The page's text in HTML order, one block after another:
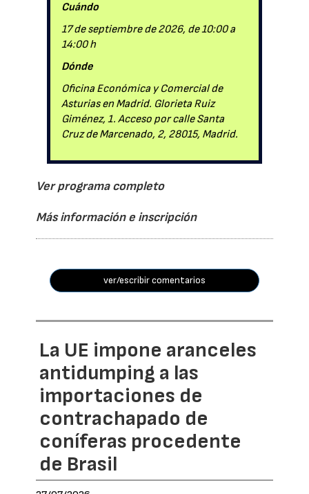
Cuándo
17 de septiembre de 2026, de 10:00 a
14:00 h
Dónde
Oficina Económica y Comercial de
Asturias en Madrid. Glorieta Ruiz
Giménez, 1. Acceso por calle Santa
Cruz de Marcenado, 2, 28015, Madrid.
Ver programa completo
Más información e inscripción
ver/escribir comentarios
La UE impone aranceles
antidumping a las
importaciones de
contrachapado de
coníferas procedente
de Brasil